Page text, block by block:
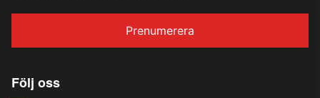
Prenumerera
Följ oss